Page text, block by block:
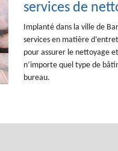
services de
Implanté dans la ville de
services en matière
pour assurer le nettoyage
n’importe quel type de
bureau.